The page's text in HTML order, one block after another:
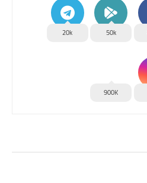
50k
20k
900K